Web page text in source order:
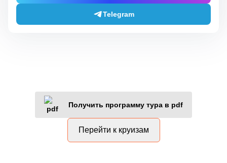
Telegram
Получить программу тура в pdf
Перейти к круизам